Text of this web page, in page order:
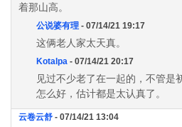
着那山高。
公说婆有理 - 07/14/21 19:17
这俩老人家太天真。
Kotalpa - 07/14/21 20:17
见过不少老了在一起的，不管是
怎么好，估计都是太认真了。
云卷云舒 - 07/14/21 13:04